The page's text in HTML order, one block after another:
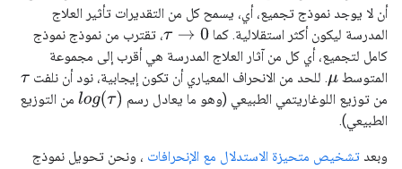
أن لا يوجد نموذج تجميع، أي، يسمح كل من التقديرات تأثير العلاج
المدرسة ليكون أكثر استقلالية. كما
τ→0
، تقترب من نموذج نموذج
كامل لتجميع، أي كل من آثار العلاج المدرسة هي أقرب إلى مجموعة
المتوسط μ. للحد من الانحراف المعياري أن تكون إيجابية، نود أن نلفت τ
من توزيع اللوغاريتمي الطبيعي (وهو ما يعادل رسم
log(τ)
من التوزيع
الطبيعي).
وبعد تشخيص متحيزة الاستدلال مع الإنحرافات ، ونحن تحويل نموذج